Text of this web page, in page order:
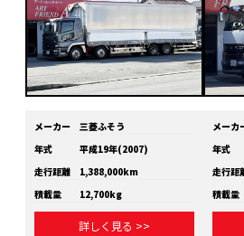
メーカー
三菱ふそう
年式
平成19年(2007)
走行距離
1,388,000km
積載量
12,700kg
詳しく見る >>
メーカ
年式
走行距
積載量